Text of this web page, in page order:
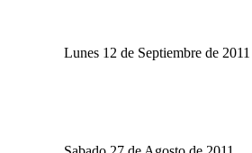
Lunes 12 de Septiembre de 2011